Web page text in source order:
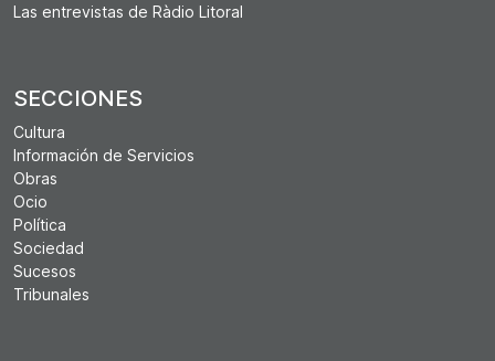
Las entrevistas de Ràdio Litoral
SECCIONES
Cultura
Información de Servicios
Obras
Ocio
Política
Sociedad
Sucesos
Tribunales